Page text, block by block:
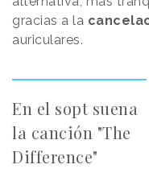
gracias a la
auriculares.
En el sopt suena
la canción "The
Difference"